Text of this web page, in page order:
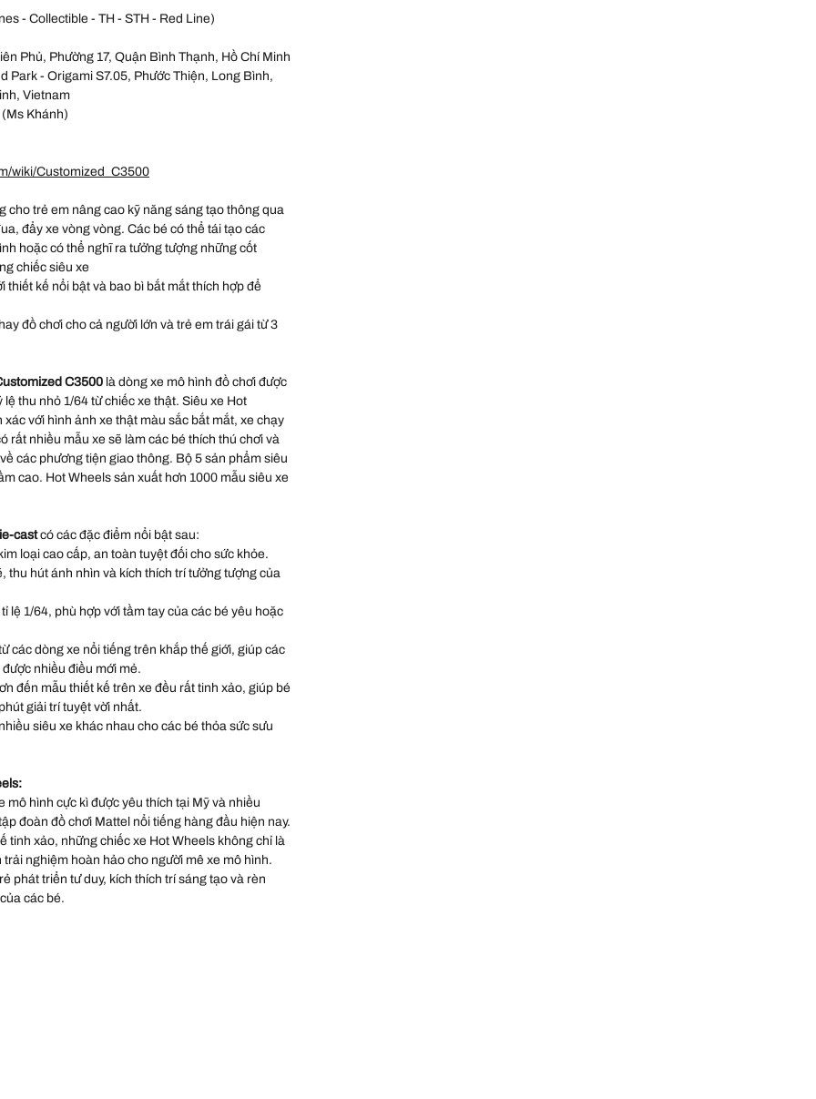
- Collectible - TH - STH - Red Line)
Phủ, Phường 17, Quận Bình Thạnh, Hồ Chí Minh
Park - Origami S7.05, Phước Thiện, Long Bình,
Vietnam
Khánh)
wiki/Customized_C3500
cho trẻ em nâng cao kỹ năng sáng tạo thông qua
đẩy xe vòng vòng. Các bé có thể tái tạo các
hoặc có thể nghĩ ra tưởng tượng những cốt
chiếc siêu xe
thiết kế nổi bật và bao bì bắt mắt thích hợp để
đồ chơi cho cả người lớn và trẻ em trái gái từ 3
C3500 là dòng xe mô hình đồ chơi được
thu nhỏ 1/64 từ chiếc xe thật. Siêu xe Hot
với hình ảnh xe thật màu sắc bắt mắt, xe chạy
rất nhiều mẫu xe sẽ làm các bé thích thú chơi và
các phương tiện giao thông. Bộ 5 sản phẩm siêu
cao. Hot Wheels sản xuất hơn 1000 mẫu siêu xe
castcó các đặc điểm nổi bật sau:
loại cao cấp, an toàn tuyệt đối cho sức khỏe.
thu hút ánh nhìn và kích thích trí tưởng tượng của
lệ 1/64, phù hợp với tầm tay của các bé yêu hoặc
các dòng xe nổi tiếng trên khắp thế giới, giúp các
nhiều điều mới mẻ.
đến mẫu thiết kế trên xe đều rất tinh xảo, giúp bé
giải trí tuyệt vời nhất.
siêu xe khác nhau cho các bé thỏa sức sưu
mô hình cực kì được yêu thích tại Mỹ và nhiều
đoàn đồ chơi Mattel nổi tiếng hàng đầu hiện nay.
tinh xảo, những chiếc xe Hot Wheels không chỉ là
nghiệm hoàn hảo cho người mê xe mô hình.
phát triển tư duy, kích thích trí sáng tạo và rèn
các bé.